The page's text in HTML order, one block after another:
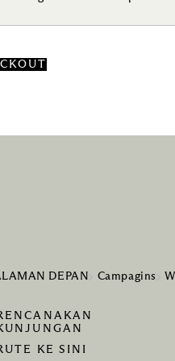
DEPAN Campagins
KE SINI